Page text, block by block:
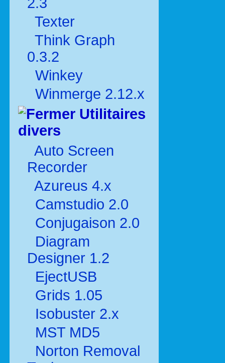
Texter
Think Graph
0.3.2
Winkey
Winmerge 2.12.x
Utilitaires
divers
Auto Screen
Recorder
Azureus 4.x
Camstudio 2.0
Conjugaison 2.0
Diagram
Designer 1.2
EjectUSB
Grids 1.05
Isobuster 2.x
MST MD5
Norton Removal